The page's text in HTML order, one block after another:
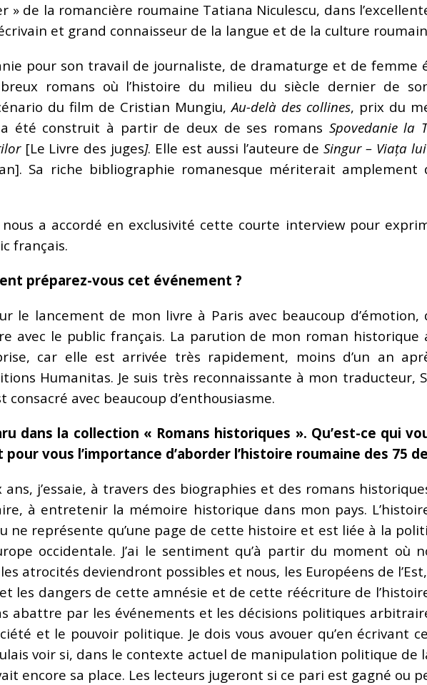
» de la romancière roumaine Tatiana Niculescu, dans
et grand connaisseur de la langue et de la culture
pour son travail de journaliste, de dramaturge et de femme
romans où l’histoire du milieu du siècle dernier de
du film de Cristian Mungiu,Au-delà des collines, prix du
a été construit à partir de deux de ses romans Spovedanie la
[Le Livre des juges]. Elle est aussi l’auteure deSingur – Viața
Sa riche bibliographie romanesque mériterait
nous a accordé en exclusivité cette courte interview pour
français.
préparez-vous cet événement ?
le lancement de mon livre à Paris avec beaucoup d’émotion,
avec le public français. La parution de mon roman historique
car elle est arrivée très rapidement, moins d’un an
Humanitas. Je suis très reconnaissante à mon traducteur,
consacré avec beaucoup d’enthousiasme.
dans la collection « Romans historiques ». Qu’est-ce qui
vous l’importance d’aborder l’histoire roumaine des 75
ans, j’essaie, à travers des biographies et des romans
à entretenir la mémoire historique dans mon pays.
ne représente qu’une page de cette histoire et est liée à la
occidentale. J’ai le sentiment qu’à partir du moment où
atrocités deviendront possibles et nous, les Européens de
les dangers de cette amnésie et de cette réécriture de
abattre par les événements et les décisions politiques
et le pouvoir politique. Je dois vous avouer qu’en écrivant
voir si, dans le contexte actuel de manipulation politique de
encore sa place. Les lecteurs jugeront si ce pari est gagné ou